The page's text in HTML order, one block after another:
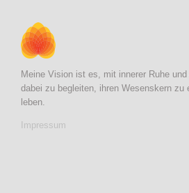
Meine Vision ist es, mit innerer Ruhe
dabei zu begleiten, ihren Wesenskern zu
leben.
Impressum